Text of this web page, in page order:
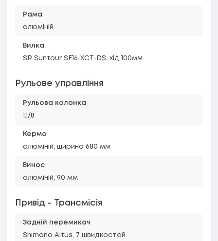
Рама
алюміній
Вилка
SR Suntour SF16-XCT-DS, хід 100мм
Рульове управління
Рульова колонка
1.1/8
Кермо
алюміній, ширина 680 мм
Винос
алюміній, 90 мм
Привід - Трансмісія
Задній перемикач
Shimano Altus, 7 швидкостей